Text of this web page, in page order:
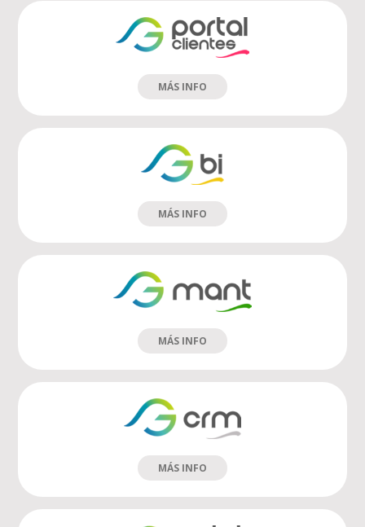
MÁS INFO
MÁS INFO
MÁS INFO
MÁS INFO